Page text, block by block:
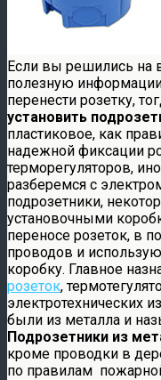
Если вы решились на
полезную
перенести розетку,
установить
пластиковое, как
надежной фиксации
терморегуляторов,
разберемся с
подрозетники,
установочными
переносе розеток, в
проводов и
коробку. Главное
розеток,
электротехнических
были из металла и
Подрозетники из
кроме проводки в
по правилам